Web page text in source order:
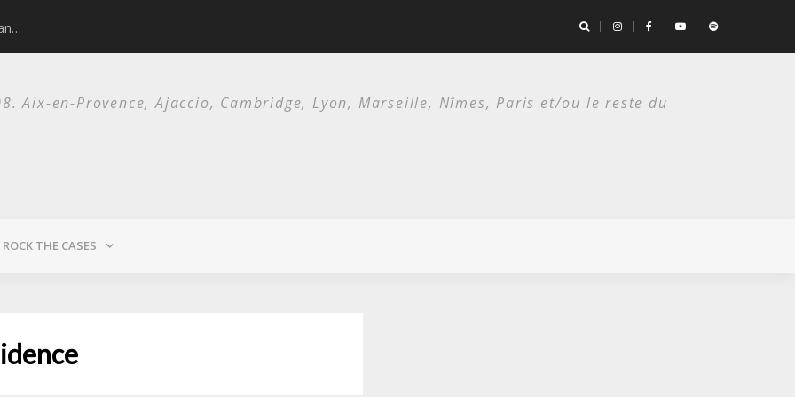
Nick Cave and the Bad Seeds / Festival de Nîmes, Arènes romaines/ 14 juillet 2026
Aix-en-Provence, Ajaccio, Cambridge, Lyon, Marseille, Nîmes, Paris et/ou le reste du
ROCK THE CASES